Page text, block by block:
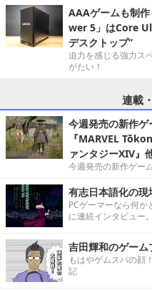
AAAゲームも制
wer 5」はCore
デスクトップ”
迫力を感じる強力ス
がたい！
連載
今週発売の新作
『MARVEL
ァンタジーXIV』
今週発売の新作ゲー
有志日本語化の現
PCゲーマーなら何
に連続インタビュー。
吉田輝和のゲーム
もはやゲムスパの顔
記